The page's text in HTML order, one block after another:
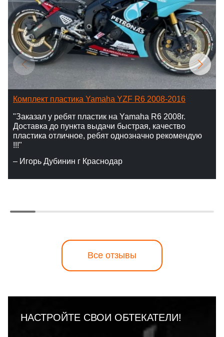
Комплект пластика Yamaha YZF R6 2008-2016
"Заказал у ребят пластик на Yamaha R6 2008г.
Доставка до пункта выдачи быстрая, качество
пластика отличное, ребят однозначно рекомендую
!!!"
– Игорь Дубинин г Краснодар
Все отзывы
НАСТРОЙТЕ СВОИ ОБТЕКАТЕЛИ!